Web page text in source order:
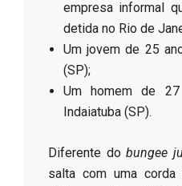
empresa informal
detida no Rio de
​Um jovem de 25
(SP);
​Um homem de
Indaiatuba (SP).
​Diferente dobungee
salta com uma